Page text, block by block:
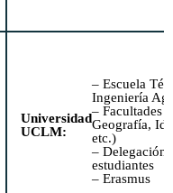
Universidad
UCLM:
– Escuela
Ingeniería
– Facultades
Geografía,
etc.)
– Delegación
estudiantes
– Erasmus